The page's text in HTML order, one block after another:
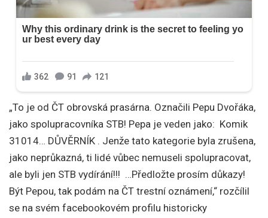
„To je od ČT obrovská prasárna. Označili Pepu Dvořáka,
jako spolupracovníka STB! Pepa je veden jako: Komik
31014… DŮVĚRNÍK . Jenže tato kategorie byla zrušena,
jako neprůkazná, ti lidé vůbec nemuseli spolupracovat,
ale byli jen STB vydírání!!! …Předložte prosím důkazy!
Být Pepou, tak podám na ČT trestní oznámení,“ rozčílil
se na svém facebookovém profilu historicky